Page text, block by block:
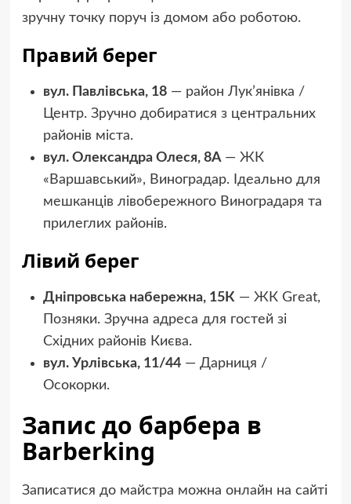
зручну точку поруч із домом або роботою.
Правий берег
вул. Павлівська, 18— район Лук’янівка /
Центр. Зручно добиратися з центральних
районів міста.
вул. Олександра Олеся, 8А— ЖК
«Варшавський», Виноградар. Ідеально для
мешканців лівобережного Виноградаря та
прилеглих районів.
Лівий берег
Дніпровська набережна, 15К — ЖК Great,
Позняки. Зручна адреса для гостей зі
Східних районів Києва.
вул. Урлівська, 11/44— Дарниця /
Осокорки.
Запис до барбера в
Barberking
Записатися до майстра можна онлайн на сайті